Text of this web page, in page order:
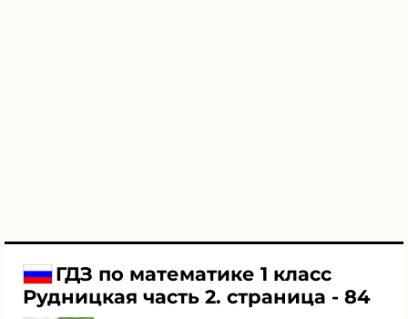
ГДЗ по математике 1 класс
Рудницкая часть 2. страница - 84